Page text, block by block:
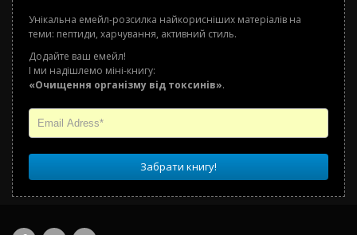
Унікальна емейл-розсилка найкорисніших матеріалів на
теми: пептиди, харчування, активний стиль.
Додайте ваш емейл!
І ми надішлемо міні-книгу:
«Очищення організму від токсинів».
Забрати книгу!